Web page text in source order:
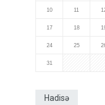
10 11
17 18
24 25
31
Hadisə